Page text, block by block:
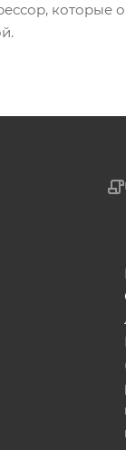
которые